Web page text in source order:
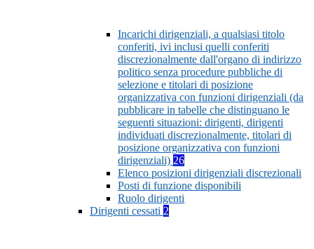
Incarichi dirigenziali, a qualsiasi titolo
conferiti, ivi inclusi quelli conferiti
discrezionalmente dall'organo di indirizzo
politico senza procedure pubbliche di
selezione e titolari di posizione
organizzativa con funzioni dirigenziali (da
pubblicare in tabelle che distinguano le
seguenti situazioni: dirigenti, dirigenti
individuati discrezionalmente, titolari di
posizione organizzativa con funzioni
dirigenziali) 26
Elenco posizioni dirigenziali discrezionali
Posti di funzione disponibili
Ruolo dirigenti
Dirigenti cessati 2